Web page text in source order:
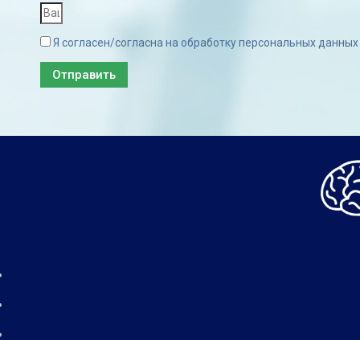
Я согласен/согласна на обработку персональных данных
Отправить